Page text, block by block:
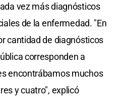
vez más diagnósticos
de la enfermedad. "En
cantidad de diagnósticos
corresponden a
encontrábamos muchos
y cuatro", explicó